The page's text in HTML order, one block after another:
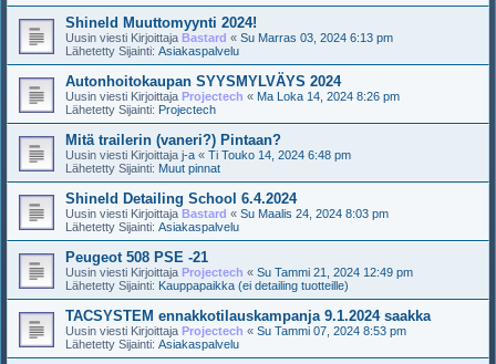
Shineld Muuttomyynti 2024!
Uusin viesti Kirjoittaja Bastard « Su Marras 03, 2024 6:13 pm
Lähetetty Sijainti: Asiakaspalvelu
Autonhoitokaupan SYYSMYLVÄYS 2024
Uusin viesti Kirjoittaja Projectech « Ma Loka 14, 2024 8:26 pm
Lähetetty Sijainti: Projectech
Mitä trailerin (vaneri?) Pintaan?
Uusin viesti Kirjoittaja j-a « Ti Touko 14, 2024 6:48 pm
Lähetetty Sijainti: Muut pinnat
Shineld Detailing School 6.4.2024
Uusin viesti Kirjoittaja Bastard « Su Maalis 24, 2024 8:03 pm
Lähetetty Sijainti: Asiakaspalvelu
Peugeot 508 PSE -21
Uusin viesti Kirjoittaja Projectech « Su Tammi 21, 2024 12:49 pm
Lähetetty Sijainti: Kauppapaikka (ei detailing tuotteille)
TACSYSTEM ennakkotilauskampanja 9.1.2024 saakka
Uusin viesti Kirjoittaja Projectech « Su Tammi 07, 2024 8:53 pm
Lähetetty Sijainti: Asiakaspalvelu